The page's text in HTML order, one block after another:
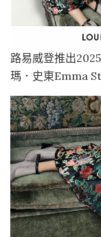
路易威登推出
瑪．史東Emma